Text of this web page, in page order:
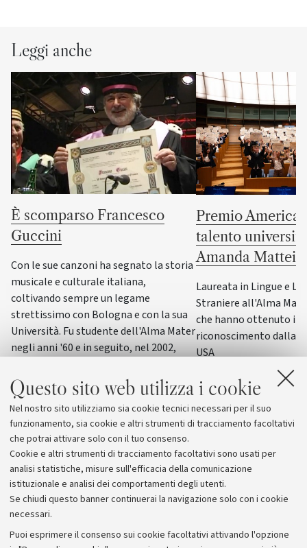
Questo sito web utilizza i cookie
Nel nostro sito utilizziamo sia cookie tecnici necessari per il suo
funzionamento, sia cookie e altri strumenti di tracciamento facoltativi
che potrai attivare solo con il tuo consenso.
Cookie e altri strumenti di tracciamento facoltativi sono usati per
analisi statistiche, misure sull'efficacia della comunicazione
istituzionale e analisi dei comportamenti degli utenti.
Se chiudi questo banner continuerai la navigazione solo con i cookie
necessari.
Puoi esprimere il consenso sui cookie facoltativi attivando l'opzione
Leggi anche
È scomparso Francesco
Guccini
Con le sue canzoni ha segnato la storia
musicale e culturale italiana,
coltivando sempre un legame
strettissimo con Bologna e con la sua
Università. Fu studente dell'Alma Mater
negli anni '60 e in seguito, nel 2002,
Scienze della formazione primaria
Premio America
talento
Amanda Mattei
Laureata in Lingue e
Straniere all'Alma
che hanno ottenuto il
riconoscimento dalla
USA
Archivio